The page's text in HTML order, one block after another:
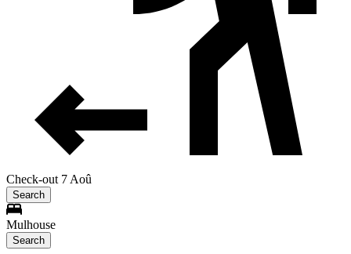
Check-out 7 Aoû
Search
Mulhouse
Search